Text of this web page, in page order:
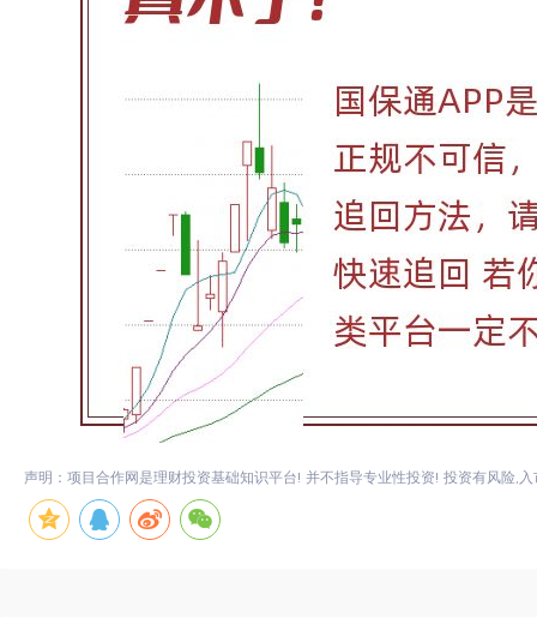
声明：项目合作网是理财投资基础知识平台! 并不指导专业性投资! 投资有风险,入